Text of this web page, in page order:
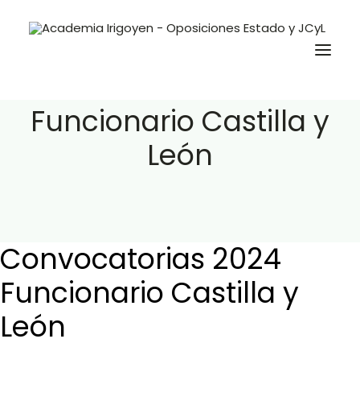
Preguntas Frecuentes
BuscaOpos 🔎
Funcionario Castilla y
León
Convocatorias 2024
Funcionario Castilla y
León